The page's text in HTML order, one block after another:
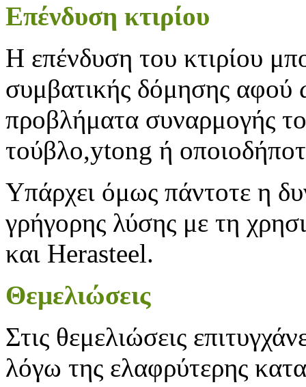
Επένδυση κτιρίου
Η επένδυση του κτιρίου
συμβατικής δόμησης αφού
προβλήματα συναρμογής
τούβλο,ytong ή
Υπάρχει όμως πάντοτε η
γρήγορης λύσης με τη
και Herasteel.
Θεμελιώσεις
Στις θεμελιώσεις
λόγω της ελαφρύτερης